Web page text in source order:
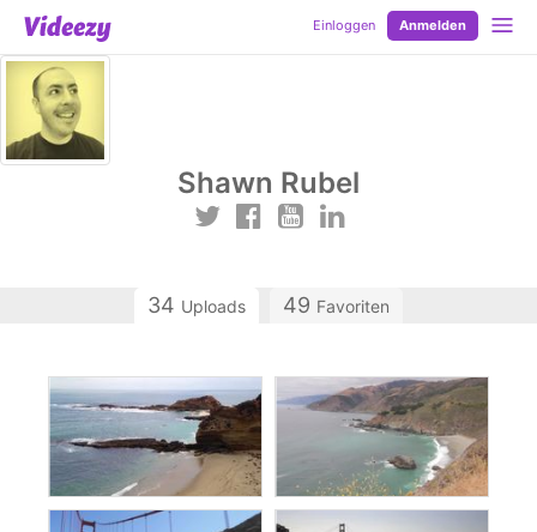
Einloggen Anmelden
Shawn Rubel
34 Uploads 49 Favoriten